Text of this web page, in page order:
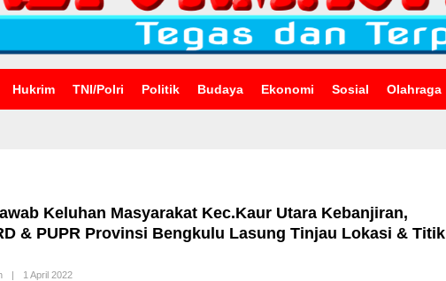
Hukrim TNI/Polri Politik Budaya Ekonomi Sosial Olahraga
Keluhan Masyarakat Kec.Kaur Utara Kebanjiran,
& PUPR Provinsi Bengkulu Lasung Tinjau Lokasi & Titik
| 1 April 2022Oleh